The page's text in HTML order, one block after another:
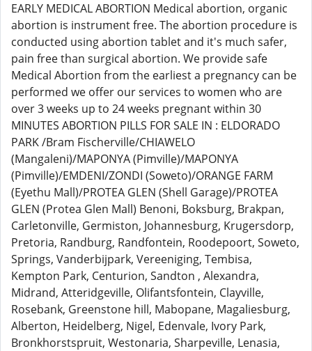
EARLY MEDICAL ABORTION Medical abortion, organic
abortion is instrument free. The abortion procedure is
conducted using abortion tablet and it's much safer,
pain free than surgical abortion. We provide safe
Medical Abortion from the earliest a pregnancy can be
performed we offer our services to women who are
over 3 weeks up to 24 weeks pregnant within 30
MINUTES ABORTION PILLS FOR SALE IN : ELDORADO
PARK /Bram Fischerville/CHIAWELO
(Mangaleni)/MAPONYA (Pimville)/MAPONYA
(Pimville)/EMDENI/ZONDI (Soweto)/ORANGE FARM
(Eyethu Mall)/PROTEA GLEN (Shell Garage)/PROTEA
GLEN (Protea Glen Mall) Benoni, Boksburg, Brakpan,
Carletonville, Germiston, Johannesburg, Krugersdorp,
Pretoria, Randburg, Randfontein, Roodepoort, Soweto,
Springs, Vanderbijpark, Vereeniging, Tembisa,
Kempton Park, Centurion, Sandton , Alexandra,
Midrand, Atteridgeville, Olifantsfontein, Clayville,
Rosebank, Greenstone hill, Mabopane, Magaliesburg,
Alberton, Heidelberg, Nigel, Edenvale, Ivory Park,
Bronkhorstspruit, Westonaria, Sharpeville, Lenasia,